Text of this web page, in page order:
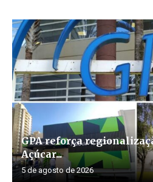
GPA reforça
Açúcar...
5 de agosto de 2026